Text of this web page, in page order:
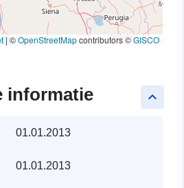
|©OpenStreetMapcontributors ©GISCO
keyboard_arrow_up
informatie
01.01.2013
01.01.2013